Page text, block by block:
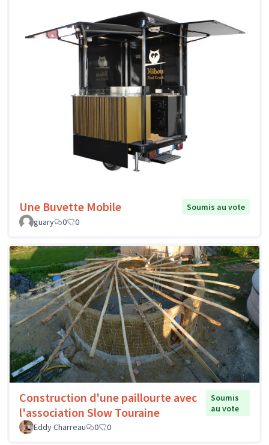
Une Buvette Mobile
Soumis au vote
guary
0 0
Construction d'une paillourte avec
l'association Slow Touraine
Soumis
au vote
Eddy Charreau
0 0